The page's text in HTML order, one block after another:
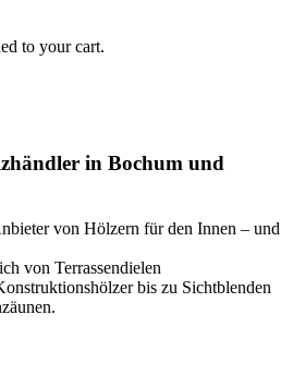
to your cart.
in Bochum und
von Hölzern für den Innen – und
von Terrassendielen
bis zu Sichtblenden